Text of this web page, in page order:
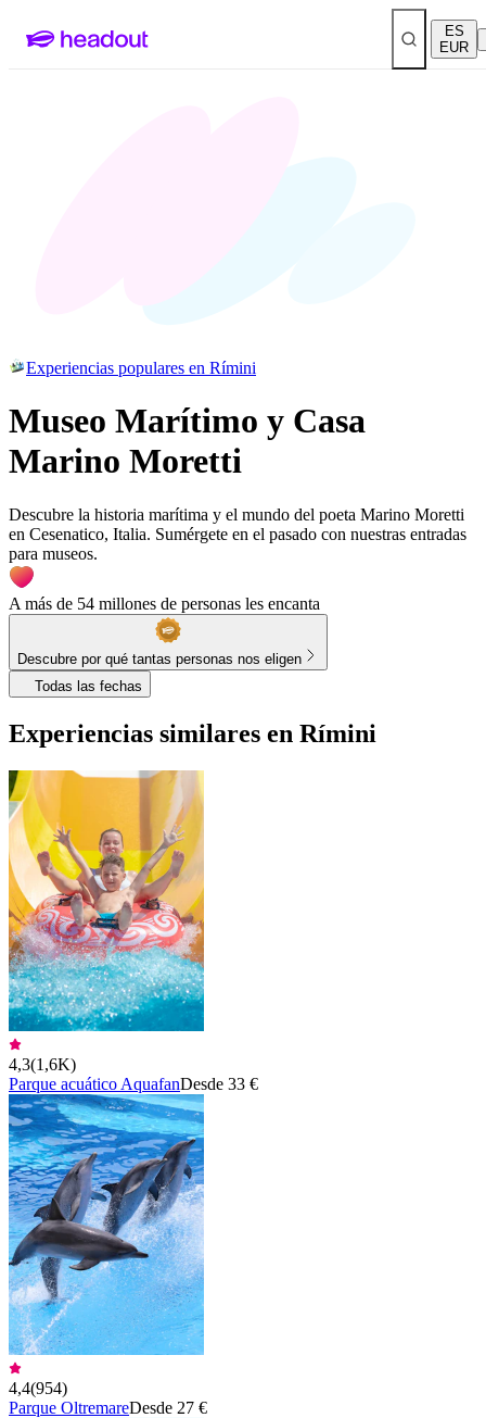
ES
EUR
Experiencias populares en Rímini
Museo Marítimo y Casa
Marino Moretti
Descubre la historia marítima y el mundo del poeta Marino Moretti
en Cesenatico, Italia. Sumérgete en el pasado con nuestras entradas
para museos.
A más de 54 millones de personas les encanta
Descubre por qué tantas personas nos eligen
Todas las fechas
Experiencias similares en Rímini
4,3(1,6K)
Parque acuático AquafanDesde 33 €
4,4(954)
Parque OltremareDesde 27 €